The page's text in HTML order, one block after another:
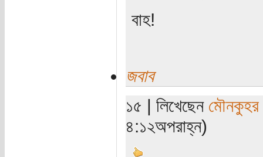
বাহ!
জবাব
১৫ | লিখেছেন মৌনকুহর
৪:১২অপরাহ্ন)